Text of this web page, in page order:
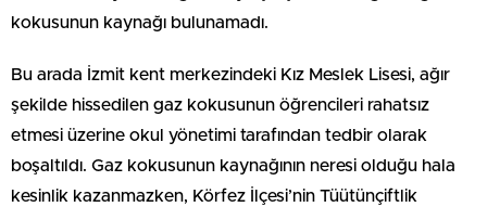
kokusunun kaynağı bulunamadı.
Bu arada İzmit kent merkezindeki Kız Meslek Lisesi, ağır
şekilde hissedilen gaz kokusunun öğrencileri rahatsız
etmesi üzerine okul yönetimi tarafından tedbir olarak
boşaltıldı. Gaz kokusunun kaynağının neresi olduğu hala
kesinlik kazanmazken, Körfez İlçesi’nin Tüütünçiftlik